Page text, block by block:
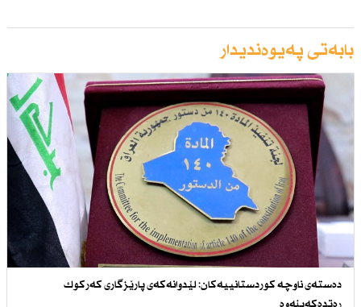
بابەتی پەیوەندیدار
دەستەی ناوچە كوردستانییەكان: لێدوانەكەی پارێزگاری كەركوك